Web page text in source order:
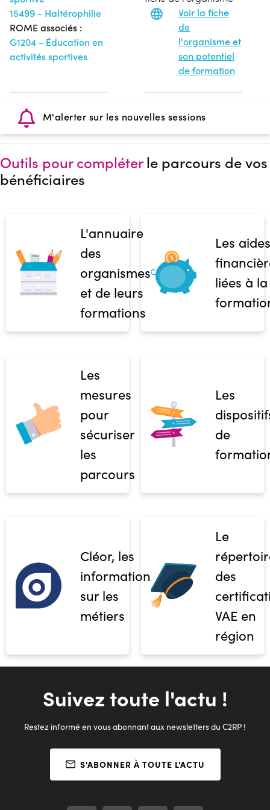
15499 - Haltérophilie
ROME associés :
G1204 - Éducation en
activités sportives
Voir la fiche
de
l'organisme et
son potentiel
de formation
M'alerter sur les nouvelles sessions
Outils pour compléterle parcours de vos
bénéficiaires
L'annuaire
des
organismes
et de leurs
formations
Les aides
liées à la
Les
mesures
pour
sécuriser
les
parcours
Les
de
Cléor, les
informations
sur les
métiers
Le
des
VAE en
région
Suivez toute l'actu !
Restez informé en vous abonnant aux newsletters du C2RP !
S'ABONNER À TOUTE L'ACTU